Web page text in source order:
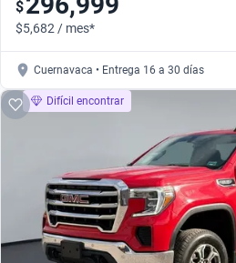
$
$5,682 / mes*
Cuernavaca • Entrega 16 a 30 días
Difícil encontrar